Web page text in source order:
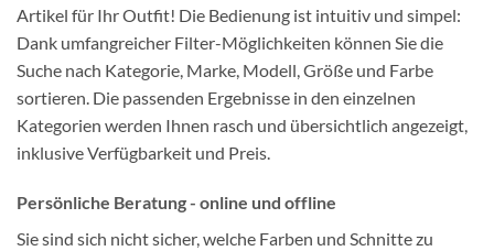
Artikel für Ihr Outfit! Die Bedienung ist intuitiv und simpel:
Dank umfangreicher Filter-Möglichkeiten können Sie die
Suche nach Kategorie, Marke, Modell, Größe und Farbe
sortieren. Die passenden Ergebnisse in den einzelnen
Kategorien werden Ihnen rasch und übersichtlich angezeigt,
inklusive Verfügbarkeit und Preis.
Persönliche Beratung - online und offline
Sie sind sich nicht sicher, welche Farben und Schnitte zu